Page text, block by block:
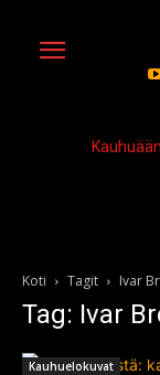
Koti Tagit Ivar
Tag: Ivar
Kauhuelokuvat